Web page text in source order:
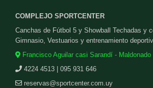
COMPLEJO SPORTCENTER
Canchas de Fútbol 5 y Showball Techadas y
Gimnasio, Vestuarios y entrenamiento
Francisco Aguilar casi Sarandí - Maldonado
4224 4513 | 095 931 646
reservas@sportcenter.com.uy